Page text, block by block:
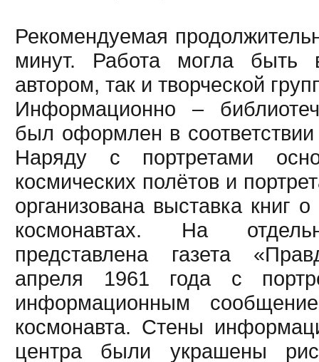
Рекомендуемая
минут. Работа могла быть
автором, так и творческой
Информационно –
был оформлен в
Наряду с портретами
космических полётов и
организована выставка книг
космонавтах. На
представлена газета
апреля 1961 года с
информационным
космонавта. Стены
центра были украшены